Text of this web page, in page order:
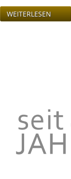
WEITERLESEN